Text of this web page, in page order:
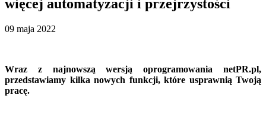
więcej automatyzacji i przejrzystości
09 maja 2022
Wraz z najnowszą wersją oprogramowania netPR.pl,
przedstawiamy kilka nowych funkcji, które usprawnią Twoją
pracę.